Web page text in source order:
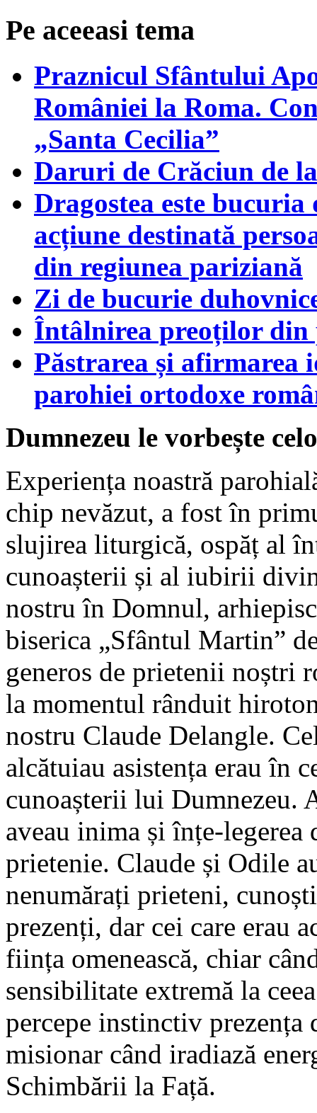
Pe aceeasi tema
Praznicul Sfântului
României la Roma.
„Santa Cecilia”
Daruri de Crăciun de
Dragostea este
acțiune destinată
din regiunea pariziană
Zi de bucurie
Întâlnirea preoților din
Păstrarea și
parohiei ortodoxe
Dumnezeu le vorbește
Experiența noastră
chip nevăzut, a fost în
slujirea liturgică, ospăț al
cunoașterii și al iubirii
nostru în Domnul,
biserica „Sfântul Martin”
generos de prietenii noștri
la momentul rânduit
nostru Claude Delangle.
alcătuiau asistența erau în
cunoașterii lui Dumnezeu.
aveau inima și înțe-legerea
prietenie. Claude și Odile
nenumărați prieteni,
prezenți, dar cei care erau
ființa omenească, chiar
sensibilitate extremă la
percepe instinctiv
misionar când iradiază
Schimbării la Față.